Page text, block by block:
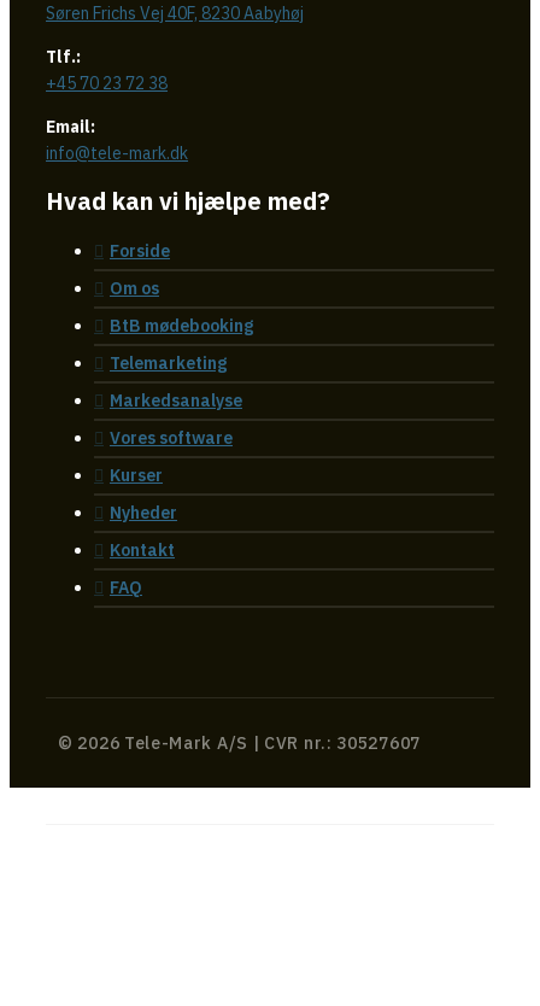
Søren Frichs Vej 40F, 8230 Aabyhøj
Tlf.:
+45 70 23 72 38
Email:
info@tele-mark.dk
Hvad kan vi hjælpe med?
Forside
Om os
BtB mødebooking
Telemarketing
Markedsanalyse
Vores software
Kurser
Nyheder
Kontakt
FAQ
© 2026 Tele-Mark A/S | CVR nr.: 30527607